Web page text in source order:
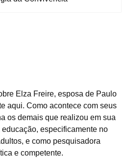
Elza Freire, esposa de Paulo
aqui. Como acontece com seus
os demais que realizou em sua
especificamente no
e como pesquisadora
e competente.